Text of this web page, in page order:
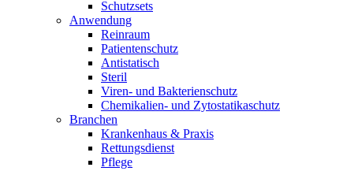
Schutzsets
Anwendung
Reinraum
Patientenschutz
Antistatisch
Steril
Viren- und Bakterienschutz
Chemikalien- und Zytostatikaschutz
Branchen
Krankenhaus & Praxis
Rettungsdienst
Pflege